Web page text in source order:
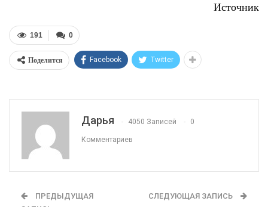
Источник
0
191
Поделится Facebook Twitter
Дарья 4050 Записей 0
Комментариев
ПРЕДЫДУЩАЯ
СЛЕДУЮЩАЯ ЗАПИСЬ